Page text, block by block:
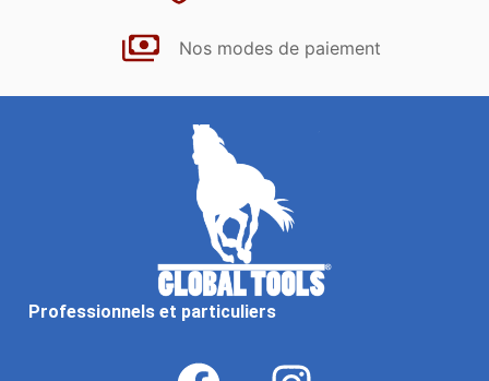
Nos modes de paiement
Professionnels et particuliers